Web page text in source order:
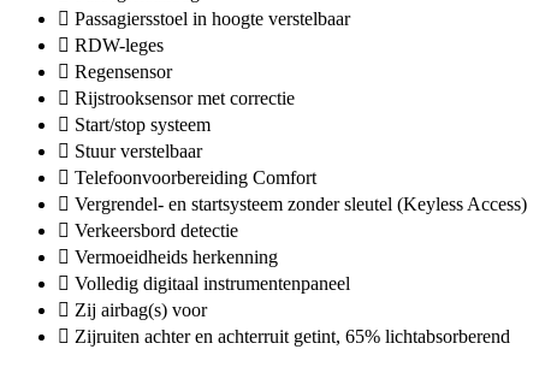
Passagiersstoel in hoogte verstelbaar
RDW-leges
Regensensor
Rijstrooksensor met correctie
Start/stop systeem
Stuur verstelbaar
Telefoonvoorbereiding Comfort
Vergrendel- en startsysteem zonder sleutel (Keyless Access)
Verkeersbord detectie
Vermoeidheids herkenning
Volledig digitaal instrumentenpaneel
Zij airbag(s) voor
Zijruiten achter en achterruit getint, 65% lichtabsorberend